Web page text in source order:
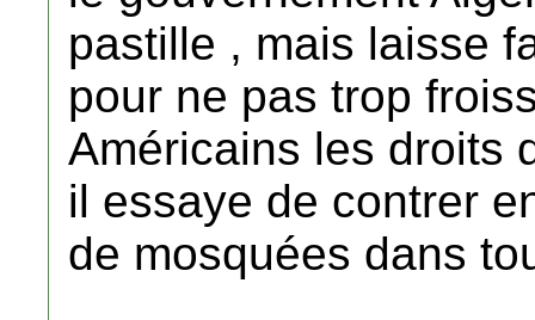
pastille , mais laisse
pour ne pas trop
Américains les droits
il essaye de contrer
de mosquées dans